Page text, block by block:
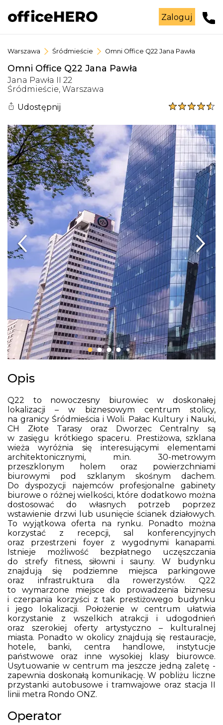
Zaloguj
Warszawa Śródmieście Omni Office Q22 Jana Pawła
Omni Office Q22 Jana Pawła
Jana Pawła II 22
Śródmieście, Warszawa
Udostępnij
Opis
Q22 to nowoczesny biurowiec w doskonałej
lokalizacji – w biznesowym centrum stolicy,
na granicy Śródmieścia i Woli. Pałac Kultury i Nauki,
CH Złote Tarasy oraz Dworzec Centralny są
w zasięgu krótkiego spaceru. Prestiżowa, szklana
wieża wyróżnia się interesującymi elementami
architektonicznymi, m.in. 30-metrowym
przeszklonym holem oraz powierzchniami
biurowymi pod szklanym skośnym dachem.
Do dyspozycji najemców profesjonalne gabinety
biurowe o różnej wielkości, które dodatkowo można
dostosować do własnych potrzeb poprzez
wstawienie drzwi lub usunięcie ścianek działowych.
To wyjątkowa oferta na rynku. Ponadto można
korzystać z recepcji, sal konferencyjnych
oraz przestrzeni foyer z wygodnymi kanapami.
Istnieje możliwość bezpłatnego uczęszczania
do strefy fitness, siłowni i sauny. W budynku
znajdują się podziemne miejsca parkingowe
oraz infrastruktura dla rowerzystów. Q22
to wymarzone miejsce do prowadzenia biznesu
i czerpania korzyści z tak prestiżowego budynku
i jego lokalizacji. Położenie w centrum ułatwia
korzystanie z wszelkich atrakcji i udogodnień
oraz szerokiej oferty artystyczno – kulturalnej
miasta. Ponadto w okolicy znajdują się restauracje,
hotele, banki, centra handlowe, instytucje
państwowe oraz inne wysokiej klasy biurowce.
Usytuowanie w centrum ma jeszcze jedną zaletę -
zapewnia doskonałą komunikację. W pobliżu liczne
przystanki autobusowe i tramwajowe oraz stacja II
linii metra Rondo ONZ.
Operator